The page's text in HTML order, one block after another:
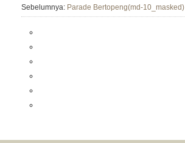
Sebelumnya: Parade Bertopeng(md-10_masked)